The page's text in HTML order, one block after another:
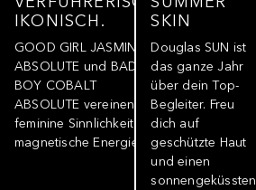
IKONISCH.
GOOD GIRL JASMINE
ABSOLUTE und BAD
BOY COBALT
ABSOLUTE vereinen
feminine Sinnlichkeit und
magnetische Energie.
SKIN
Douglas SUN ist
das ganze Jahr
über dein Top-
Begleiter. Freu
dich auf
geschützte Haut
und einen
sonnengeküssten